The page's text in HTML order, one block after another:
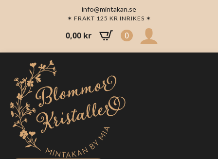
info@mintakan.se
✶ FRAKT 125 KR INRIKES ✶
0,00 kr 0